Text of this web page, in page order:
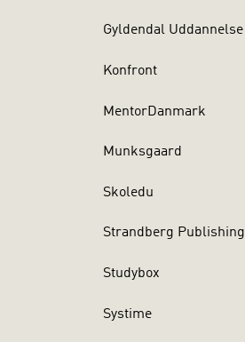
Gyldendal Uddannelse
Konfront
MentorDanmark
Munksgaard
Skoledu
Strandberg Publishing
Studybox
Systime